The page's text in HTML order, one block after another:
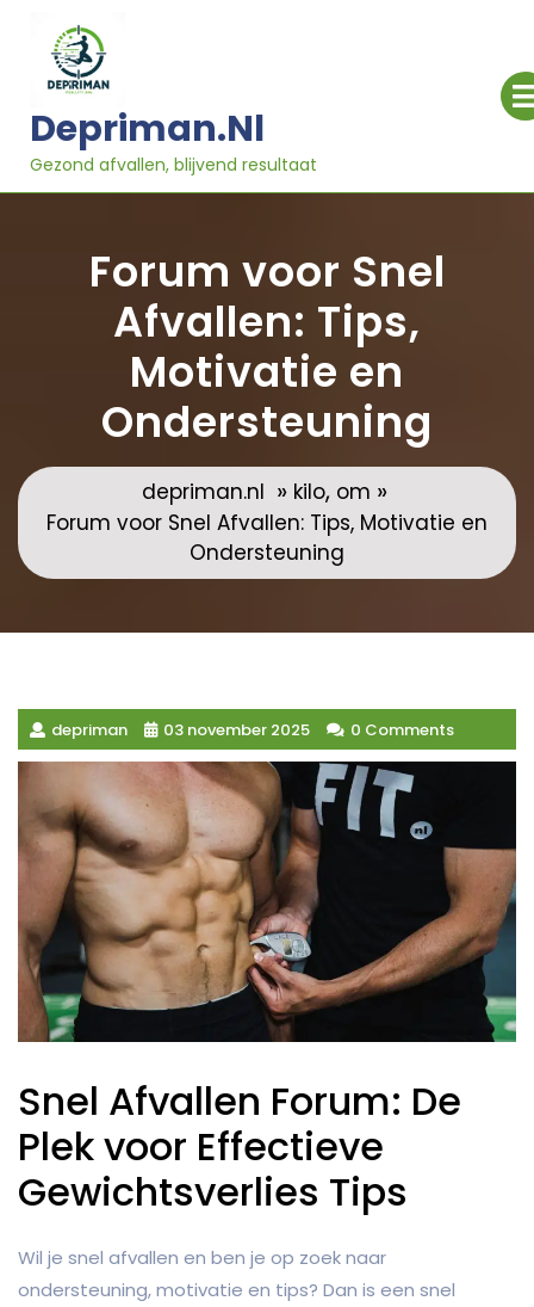
inhoud
Depriman.nl
Gezond afvallen, blijvend resultaat
Forum voor Snel
Afvallen: Tips,
Motivatie en
Ondersteuning
depriman.nl » kilo, om »
Forum voor Snel Afvallen: Tips, Motivatie en
Ondersteuning
depriman 03 november 2025 0 Comments
Snel Afvallen Forum: De
Plek voor Effectieve
Gewichtsverlies Tips
Wil je snel afvallen en ben je op zoek naar
ondersteuning, motivatie en tips? Dan is een snel